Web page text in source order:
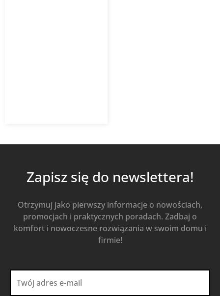
Zapisz się do newslettera!
Otrzymuj jako pierwszy informacje o nowościach,
promocjach i praktycznych poradach. Zadbaj o
komfort i nowoczesne rozwiązania w swoim domu i
firmie!